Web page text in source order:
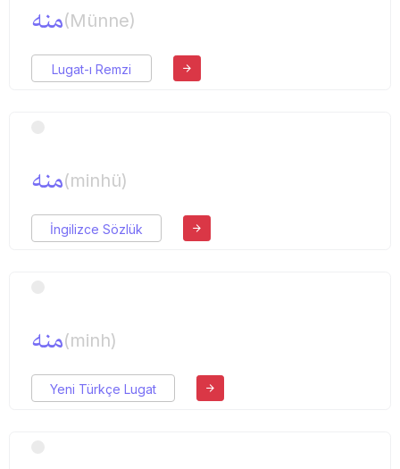
منه(Münne)
Lugat-ı Remzi
منه(minhü)
İngilizce Sözlük
منه(minh)
Yeni Türkçe Lugat